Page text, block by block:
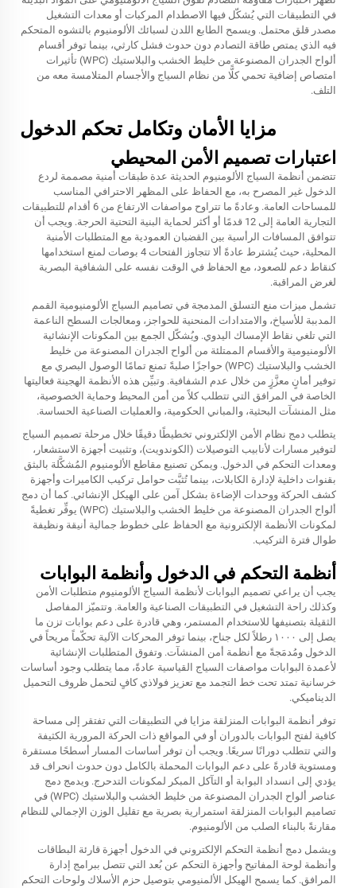
في التطبيقات التي يُشكّل فيها الاصطدام المركبات أو معدات التشغيل
مصدر قلق محتمل. ويسمح الطابع اللدن لسبائك الألومنيوم بالتشوه المتحكم
فيه الذي يمتص طاقة التصادم دون حدوث فشل كارثي، بينما توفر أقسام
ألواح الجدران المصنوعة من خليط الخشب والبلاستيك (WPC) تأثيرات
امتصاص إضافية تحمي كلًّا من نظام السياج والأجسام المتلامسة معه من
التلف.
مزايا الأمان وتكامل تحكم الدخول
اعتبارات تصميم الأمن المحيطي
تتضمن أنظمة السياج الألومنيوم الحديثة عدة طبقات أمنية مصممة لردع
الدخول غير المصرح به، مع الحفاظ على المظهر الاحترافي المناسب
للمساحات العامة. وعادةً ما تتراوح مواصفات الارتفاع من 6 أقدام للتطبيقات
التجارية العامة إلى 12 قدمًا أو أكثر لحماية البنية التحتية الحرجة. ويجب أن
تتوافق المسافات الرأسية بين القضبان العمودية مع المتطلبات الأمنية
المحلية، حيث يُشترط عادةً ألا تتجاوز الفتحات 4 بوصات لمنع استخدامها
كنقاط دعم للصعود، مع الحفاظ في الوقت نفسه على الشفافية البصرية
لغرض المراقبة.
تشمل ميزات منع التسلق المدمجة في تصاميم السياج الألومنيومية القمم
المدببة للأسياخ، والامتدادات المنحنية للحواجز، ومعالجات السطح الناعمة
التي تلغي نقاط الإمساك اليدوي. ويُشكّل الجمع بين المكونات الإنشائية
الألومنيومية والأقسام الممتلئة من ألواح الجدران المصنوعة من خليط
الخشب والبلاستيك (WPC) حواجزًا صلبةً تمنع تمامًا الوصول البصري مع
توفير أمانٍ معزَّزٍ من خلال عدم الشفافية. وتبيِّن هذه الأنظمة الهجينة فعاليتها
الخاصة في المرافق التي تتطلب كلاً من أمن المحيط وحماية الخصوصية،
مثل المنشآت البحثية، والمباني الحكومية، والعمليات الصناعية الحساسة.
يتطلب دمج نظام الأمن الإلكتروني تخطيطًا دقيقًا خلال مرحلة تصميم السياج
لتوفير مسارات لأنابيب التوصيلات (الكوندويت)، وتثبيت أجهزة الاستشعار،
ومعدات التحكم في الدخول. ويمكن تصنيع مقاطع الألومنيوم المُشكَّلة بالبثق
بقنوات داخلية لإدارة الكابلات، بينما تُثبَّت حوامل تركيب الكاميرات وأجهزة
كشف الحركة ووحدات الإضاءة بشكل آمن على الهيكل الإنشائي. كما أن دمج
ألواح الجدران المصنوعة من خليط الخشب والبلاستيك (WPC) يوفِّر تغطيةً
لمكونات الأنظمة الإلكترونية مع الحفاظ على خطوط جمالية أنيقة ونظيفة
طوال فترة التركيب.
أنظمة التحكم في الدخول وأنظمة البوابات
يجب أن يراعي تصميم البوابات لأنظمة السياج الألومنيوم متطلبات الأمن
وكذلك راحة التشغيل في التطبيقات الصناعية والعامة. وتتميّز المفاصل
الثقيلة بتصنيفها للاستخدام المستمر، وهي قادرة على دعم بوابات تزن ما
يصل إلى ١٠٠٠ رطلاً لكل جناح، بينما توفر المحركات الآلية تحكّماً مريحاً في
الدخول ومُدمَجةً مع أنظمة أمن المنشآت. وتفوق المتطلبات الإنشائية
لأعمدة البوابات مواصفات السياج القياسية عادةً، مما يتطلب وجود أساسات
خرسانية تمتد تحت خط التجمد مع تعزيز فولاذي كافٍ لتحمل ظروف التحميل
الديناميكي.
توفر أنظمة البوابات المنزلقة مزايا في التطبيقات التي تفتقر إلى مساحة
كافية لفتح البوابات بالدوران أو في المواقع ذات الحركة المرورية الكثيفة
والتي تتطلب دورانًا سريعًا. ويجب أن توفر أساسات المسار أسطحًا مستقرة
ومستوية قادرةً على دعم البوابات المحملة بالكامل دون حدوث انحراف قد
يؤدي إلى انسداد البوابة أو التآكل المبكر لمكونات التدحرج. ويدمج دمج
عناصر ألواح الجدران المصنوعة من خليط الخشب والبلاستيك (WPC) في
تصاميم البوابات المنزلقة استمرارية بصرية مع تقليل الوزن الإجمالي للنظام
مقارنةً بالبناء الصلب من الألومنيوم.
ويشمل دمج أنظمة التحكم الإلكتروني في الدخول أجهزة قارئة البطاقات
وأنظمة لوحة المفاتيح وأجهزة التحكم عن بُعد التي تتصل ببرامج إدارة
المرافق. كما يسمح الهيكل الألمنيومي بتوصيل حزم الأسلاك ولوحات التحكم